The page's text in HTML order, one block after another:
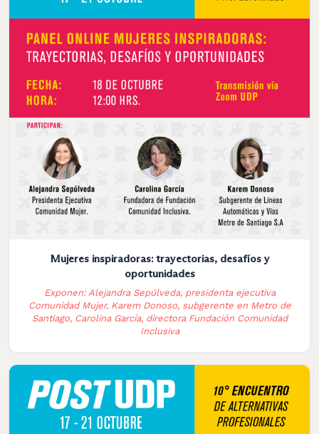
Mujeres inspiradoras: trayectorias, desafíos y
oportunidades
Exponen: Alejandra Sepúlveda, presidenta ejecutiva
Comunidad Mujer, Karem Donoso, subgerente en Metro de
Santiago, Carolina García, directora Fundación Comunidad
Inclusiva